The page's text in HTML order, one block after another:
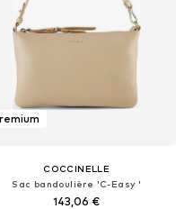
COCCINELLE
Sac bandoulière 'C-Easy '
143,06 €